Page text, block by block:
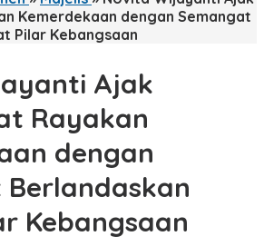
Kemerdekaan dengan Semangat
Pilar Kebangsaan
Ajak
Rayakan
dengan
Kebangsaan